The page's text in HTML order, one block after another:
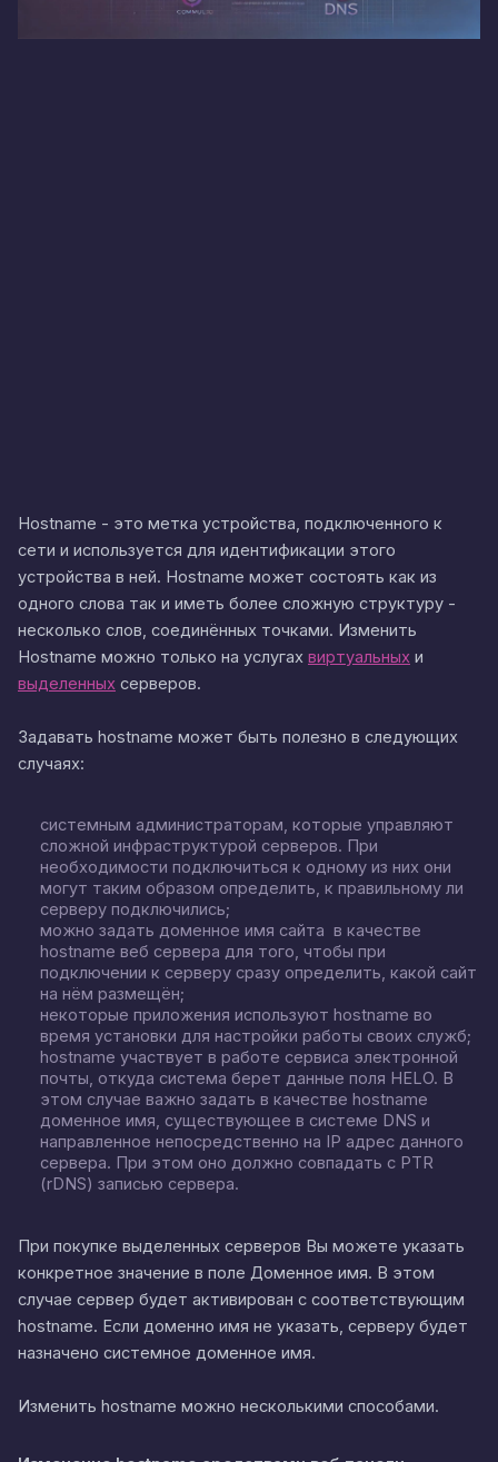
Hostname - это метка устройства, подключенного к
сети и используется для идентификации этого
устройства в ней. Hostname может состоять как из
одного слова так и иметь более сложную структуру -
несколько слов, соединённых точками. Изменить
Hostname можно только на услугах виртуальных и
выделенных серверов.
Задавать hostname может быть полезно в следующих
случаях:
системным администраторам, которые управляют
сложной инфраструктурой серверов. При
необходимости подключиться к одному из них они
могут таким образом определить, к правильному ли
серверу подключились;
можно задать доменное имя сайта в качестве
hostname веб сервера для того, чтобы при
подключении к серверу сразу определить, какой сайт
на нём размещён;
некоторые приложения используют hostname во
время установки для настройки работы своих служб;
hostname участвует в работе сервиса электронной
почты, откуда система берет данные поля HELO. В
этом случае важно задать в качестве hostname
доменное имя, существующее в системе DNS и
направленное непосредственно на IP адрес данного
сервера. При этом оно должно совпадать с PTR
(rDNS) записью сервера.
При покупке выделенных серверов Вы можете указать
конкретное значение в поле Доменное имя. В этом
случае сервер будет активирован с соответствующим
hostname. Если доменно имя не указать, серверу будет
назначено системное доменное имя.
Изменить hostname можно несколькими способами.